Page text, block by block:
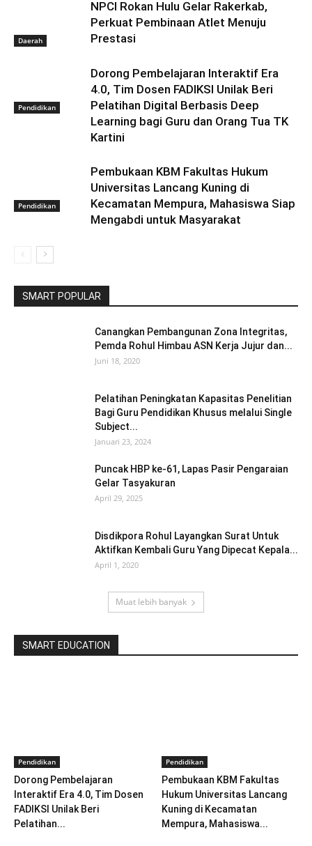
Daerah
NPCI Rokan Hulu Gelar Rakerkab,
Perkuat Pembinaan Atlet Menuju
Prestasi
Pendidikan
Dorong Pembelajaran Interaktif Era
4.0, Tim Dosen FADIKSI Unilak Beri
Pelatihan Digital Berbasis Deep
Learning bagi Guru dan Orang Tua TK
Kartini
Pendidikan
Pembukaan KBM Fakultas Hukum
Universitas Lancang Kuning di
Kecamatan Mempura, Mahasiswa Siap
Mengabdi untuk Masyarakat
SMART POPULAR
Canangkan Pembangunan Zona Integritas,
Pemda Rohul Himbau ASN Kerja Jujur dan...
Juni 18, 2020
Pelatihan Peningkatan Kapasitas Penelitian
Bagi Guru Pendidikan Khusus melalui Single
Subject...
Januari 23, 2024
Puncak HBP ke-61, Lapas Pasir Pengaraian
Gelar Tasyakuran
April 29, 2025
Disdikpora Rohul Layangkan Surat Untuk
Aktifkan Kembali Guru Yang Dipecat Kepala...
April 1, 2020
Muat lebih banyak
SMART EDUCATION
Pendidikan
Dorong Pembelajaran
Interaktif Era 4.0, Tim Dosen
FADIKSI Unilak Beri
Pelatihan...
Pendidikan
Pembukaan KBM Fakultas
Hukum Universitas Lancang
Kuning di Kecamatan
Mempura, Mahasiswa...